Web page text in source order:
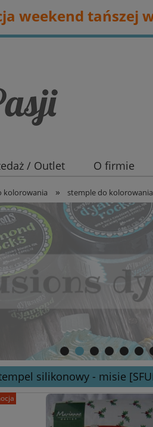
weekend tańszej
/ Outlet O firmie
kolorowania » stemple do kolorowania
silikonowy - misie